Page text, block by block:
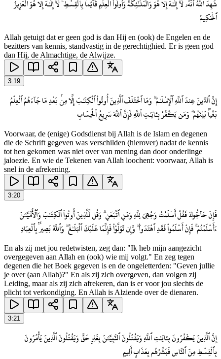
شَهِدَ ٱللَّهُ أَنَّهُۥ لَآ إِلَـٰهَ إِلَّا هُوَ وَٱلْمَلَـٰٓئِكَةُ وَأُو۟لُوا۟ ٱلْعِلْمِ قَآئِمًۢا بِٱلْقِسْطِ ۚ لَآ إِلَـٰهَ إِلَّا هُوَ ٱلْعَزِيزُ
ٱلْحَكِيمُ
Allah getuigt dat er geen god is dan Hij en (ook) de Engelen en de
bezitters van kennis, standvastig in de gerechtighied. Er is geen god
dan Hij, de Almachtige, de Alwijze.
3:19
إِنَّ ٱلدِّينَ عِندَ ٱللَّهِ ٱلْإِسْلَـٰمُ ۗ وَمَا ٱخْتَلَفَ ٱلَّذِينَ أُوتُوا۟ ٱلْكِتَـٰبَ إِلَّا مِنۢ بَعْدِ مَا جَآءَهُمُ ٱلْعِلْمُ
بَغْيًۢا بَيْنَهُمْ ۗ وَمَن يَكْفُرْ بِـَٔايَـٰتِ ٱللَّهِ فَإِنَّ ٱللَّهَ سَرِيعُ ٱلْحِسَابِ
Voorwaar, de (enige) Godsdienst bij Allah is de Islam en degenen
die de Schrift gegeven was verschilden (hierover) nadat de kennis
tot hen gekomen was niet over van mening dan door onderlinge
jaloezie. En wie de Tekenen van Allah loochent: voorwaar, Allah is
snel in de afrekening.
3:20
فَإِنْ حَآجُّوكَ فَقُلْ أَسْلَمْتُ وَجْهِىَ لِلَّهِ وَمَنِ ٱتَّبَعَنِ ۗ وَقُل لِّلَّذِينَ أُوتُوا۟ ٱلْكِتَـٰبَ وَٱلْأُمِّيِّـۧنَ
ءَأَسْلَمْتُمْ ۚ فَإِنْ أَسْلَمُوا۟ فَقَدِ ٱهْتَدَوا۟ ۖ وَّإِن تَوَلَّوْا۟ فَإِنَّمَا عَلَيْكَ ٱلْبَلَـٰغُ ۗ وَٱللَّهُ بَصِيرٌۢ بِٱلْعِبَادِ
En als zij met jou redetwisten, zeg dan: "Ik heb mijn aangezicht
overgegeven aan Allah en (ook) wie mij volgt." En zeg tegen
degenen die het Boek gegeven is en de ongeletterden: "Geven jullie
je over (aan Allah)?" En als zij zich overgeven, dan volgen zij
Leiding, maar als zij zich afrekeren, dan is er voor jou slechts de
plicht tot verkondiging. En Allah is Alziende over de dienaren.
3:21
إِنَّ ٱلَّذِينَ يَكْفُرُونَ بِـَٔايَـٰتِ ٱللَّهِ وَيَقْتُلُونَ ٱلنَّبِيِّـۧنَ بِغَيْرِ حَقٍّ وَيَقْتُلُونَ ٱلَّذِينَ يَأْمُرُونَ
بِٱلْقِسْطِ مِنَ ٱلنَّاسِ فَبَشِّرْهُم بِعَذَابٍ أَلِيمٍ